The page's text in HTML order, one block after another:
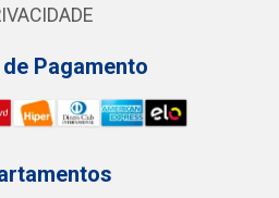
Pagamento